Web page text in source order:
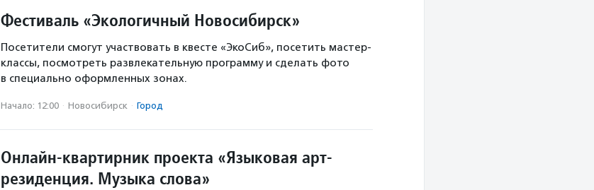
Фестиваль «Экологичный Новосибирск»
Посетители смогут участвовать в квесте «ЭкоСиб», посетить мастер-
классы, посмотреть развлекательную программу и сделать фото
в специально оформленных зонах.
Начало: 12:00 · Новосибирск · Город
Онлайн-квартирник проекта «Языковая арт-
резиденция. Музыка слова»